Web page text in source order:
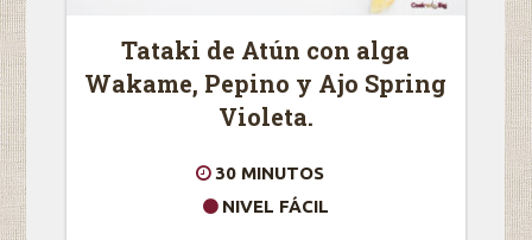
Tataki de Atún con alga
Wakame, Pepino y Ajo Spring
Violeta.
30 MINUTOS
NIVEL FÁCIL